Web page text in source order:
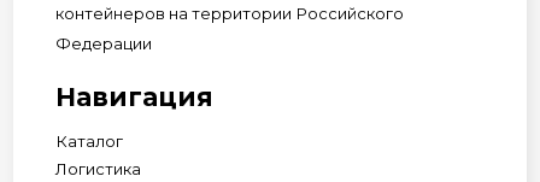
контейнеров на территории Российского
Федерации
Навигация
Каталог
Логистика